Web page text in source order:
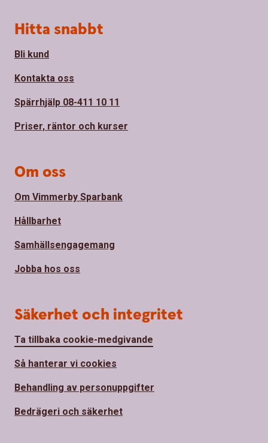
Sidfot
Hitta snabbt
Bli kund
Kontakta oss
Spärrhjälp 08-411 10 11
Priser, räntor och kurser
Om oss
Om Vimmerby Sparbank
Hållbarhet
Samhällsengagemang
Jobba hos oss
Säkerhet och integritet
Ta tillbaka cookie-medgivande
Så hanterar vi cookies
Behandling av personuppgifter
Bedrägeri och säkerhet